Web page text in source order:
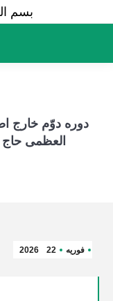
بسم
دوره دوّم خارج
العظمی
فوریه 22
2026